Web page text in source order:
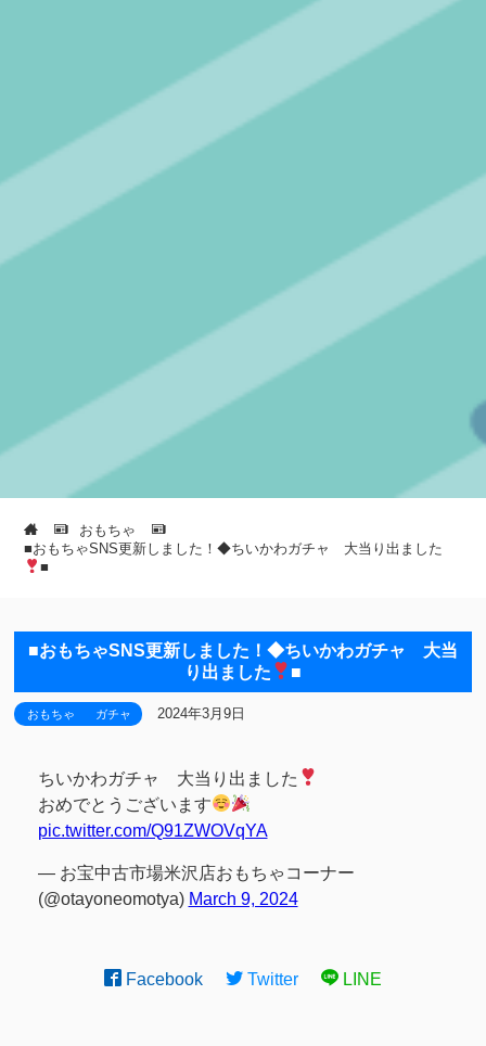
おもちゃ
■おもちゃSNS更新しました！◆ちいかわガチャ 大当り出ました
■
■おもちゃSNS更新しました！◆ちいかわガチャ 大当
り出ました
■
おもちゃ ガチャ 2024年3月9日
ちいかわガチャ 大当り出ました
おめでとうございます
pic.twitter.com/Q91ZWOVqYA
— お宝中古市場米沢店おもちゃコーナー
(@otayoneomotya) March 9, 2024
Facebook Twitter LINE